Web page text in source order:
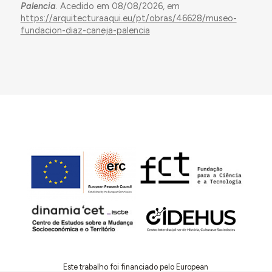
Palencia. Acedido em 08/08/2026, em
https://arquitecturaaqui.eu/pt/obras/46628/museo-
fundacion-diaz-caneja-palencia
Este trabalho foi financiado pelo European